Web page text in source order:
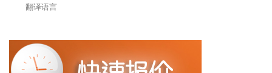
翻译语言